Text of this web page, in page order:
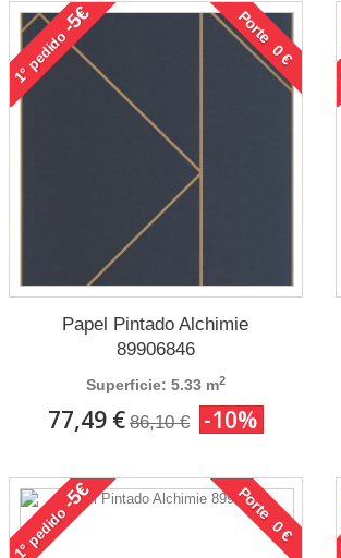
1°
pedido
-5€ Porte 0 €
Papel Pintado Alchimie
89906846
Superficie: 5.33 m2
77,49 € 86,10 € -10%
1°
pedido
-5€ Porte 0 €